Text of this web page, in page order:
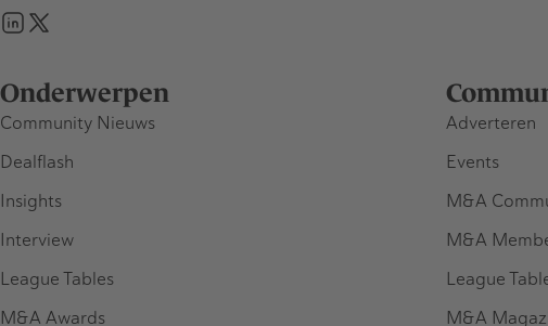
Onderwerpen
Community Nieuws
Dealflash
Insights
Interview
League Tables
M&A Awards
Adverteren
Events
M&A
M&A
League
M&A